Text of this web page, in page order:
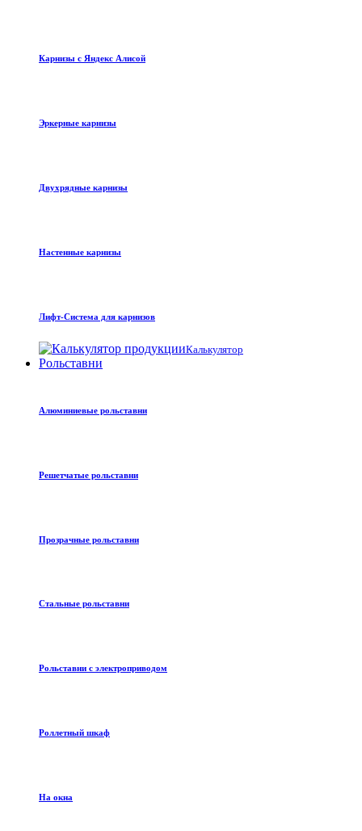
Карнизы с Яндекс Алисой
Эркерные карнизы
Двухрядные карнизы
Настенные карнизы
Лифт-Система для карнизов
Калькулятор
Рольставни
Алюминиевые рольставни
Решетчатые рольставни
Прозрачные рольставни
Стальные рольставни
Рольставни с электроприводом
Роллетный шкаф
На окна